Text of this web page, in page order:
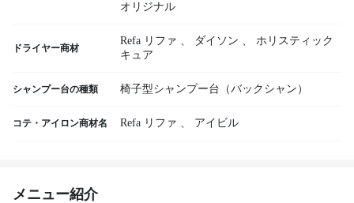
オリジナル
ドライヤー商材
Refa リファ 、 ダイソン 、
ホリスティック
キュア
シャンプー台の種類 椅子型シャンプー台（バックシャン）
コテ・アイロン商材名 Refa リファ 、 アイビル
メニュー紹介